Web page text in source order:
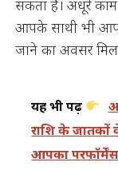
सकता है। अधूरे काम
आपके साथी भी
जाने का अवसर मिल
यह भी पढ़ें
राशि के जातकों
आपका